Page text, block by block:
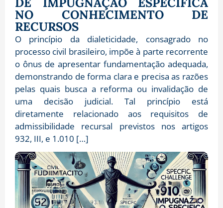
NO CONHECIMENTO DE
RECURSOS
O princípio da dialeticidade, consagrado no
processo civil brasileiro, impõe à parte recorrente
o ônus de apresentar fundamentação adequada,
demonstrando de forma clara e precisa as razões
pelas quais busca a reforma ou invalidação de
uma decisão judicial. Tal princípio está
diretamente relacionado aos requisitos de
admissibilidade recursal previstos nos artigos
932, III, e 1.010 […]